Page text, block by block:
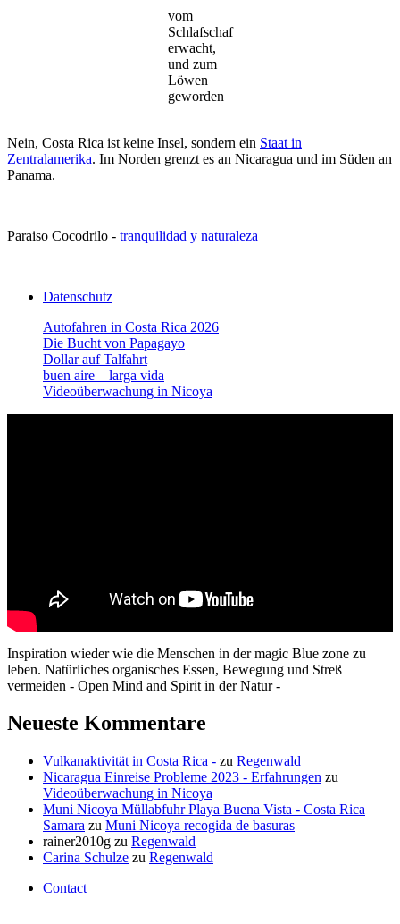
vom
Schlafschaf
erwacht,
und zum
Löwen
geworden
Nein, Costa Rica ist keine Insel, sondern ein Staat in
Zentralamerika. Im Norden grenzt es an Nicaragua und im Süden an
Panama.
Paraiso Cocodrilo - tranquilidad y naturaleza
Datenschutz
Autofahren in Costa Rica 2026
Die Bucht von Papagayo
Dollar auf Talfahrt
buen aire – larga vida
Videoüberwachung in Nicoya
Inspiration wieder wie die Menschen in der magic Blue zone zu
leben. Natürliches organisches Essen, Bewegung und Streß
vermeiden - Open Mind and Spirit in der Natur -
Neueste Kommentare
Vulkanaktivität in Costa Rica - zu Regenwald
Nicaragua Einreise Probleme 2023 - Erfahrungen zu
Videoüberwachung in Nicoya
Muni Nicoya Müllabfuhr Playa Buena Vista - Costa Rica
Samara zu Muni Nicoya recogida de basuras
rainer2010g zu Regenwald
Carina Schulze zu Regenwald
Contact